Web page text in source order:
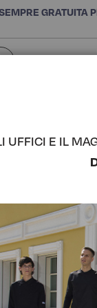
GRATUITA
UFFICI E IL